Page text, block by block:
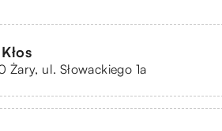
ul. Słowackiego 1a